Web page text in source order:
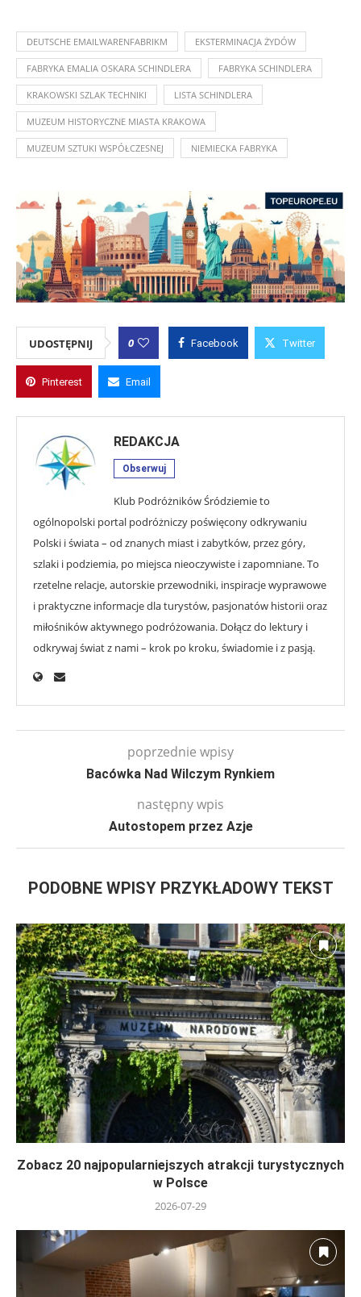
DEUTSCHE EMAILWARENFABRIKM EKSTERMINACJA ŻYDÓW
FABRYKA EMALIA OSKARA SCHINDLERA FABRYKA SCHINDLERA
KRAKOWSKI SZLAK TECHNIKI LISTA SCHINDLERA
MUZEUM HISTORYCZNE MIASTA KRAKOWA
MUZEUM SZTUKI WSPÓŁCZESNEJ NIEMIECKA FABRYKA
UDOSTĘPNIJ 0 Facebook Twitter
Pinterest Email
REDAKCJA
Obserwuj
Klub Podróżników Śródziemie to
ogólnopolski portal podróżniczy poświęcony odkrywaniu
Polski i świata – od znanych miast i zabytków, przez góry,
szlaki i podziemia, po miejsca nieoczywiste i zapomniane. To
rzetelne relacje, autorskie przewodniki, inspiracje wyprawowe
i praktyczne informacje dla turystów, pasjonatów historii oraz
miłośników aktywnego podróżowania. Dołącz do lektury i
odkrywaj świat z nami – krok po kroku, świadomie i z pasją.
poprzednie wpisy
Bacówka Nad Wilczym Rynkiem
następny wpis
Autostopem przez Azje
PODOBNE WPISY PRZYKŁADOWY TEKST
Zobacz 20 najpopularniejszych atrakcji turystycznych
w Polsce
2026-07-29